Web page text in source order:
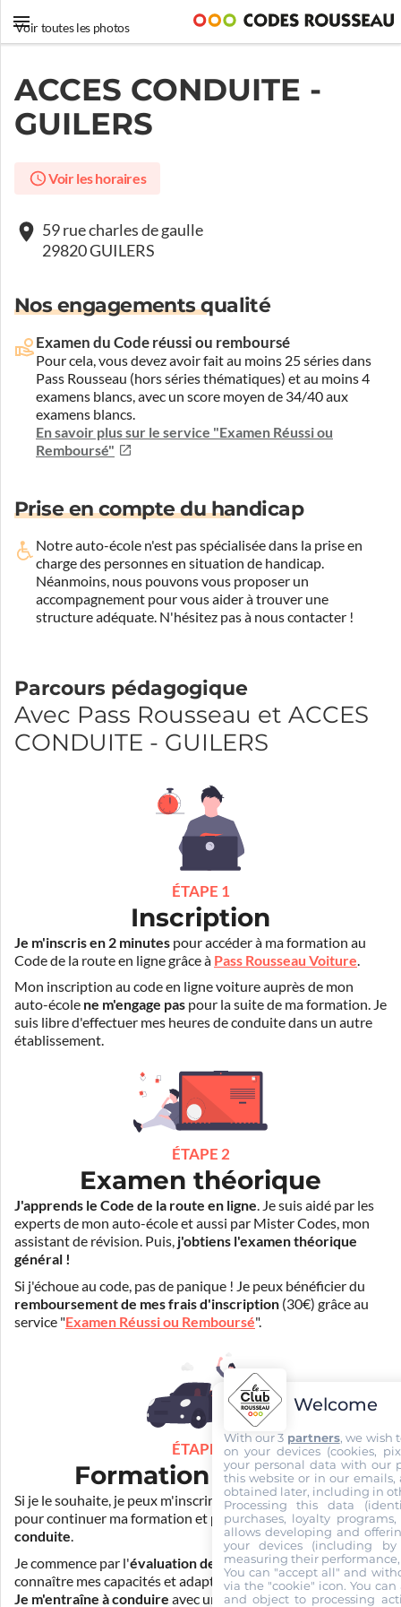
Voir toutes les photos
ACCES CONDUITE -
GUILERS
Voir les horaires
59 rue charles de gaulle
29820 GUILERS
Nos engagements qualité
Examen du Code réussi ou remboursé
Pour cela, vous devez avoir fait au moins 25 séries dans
Pass Rousseau (hors séries thématiques) et au moins 4
examens blancs, avec un score moyen de 34/40 aux
examens blancs.
En savoir plus sur le service "Examen Réussi ou
Remboursé"
Prise en compte du handicap
Notre auto-école n'est pas spécialisée dans la prise en
charge des personnes en situation de handicap.
Néanmoins, nous pouvons vous proposer un
accompagnement pour vous aider à trouver une
structure adéquate. N'hésitez pas à nous contacter !
Parcours pédagogique
Avec Pass Rousseau et ACCES
CONDUITE - GUILERS
ÉTAPE 1
Inscription
Je m'inscris en 2 minutes pour accéder à ma formation au
Code de la route en ligne grâce à Pass Rousseau Voiture.
Mon inscription au code en ligne voiture auprès de mon
auto-école ne m'engage pas pour la suite de ma formation. Je
suis libre d'effectuer mes heures de conduite dans un autre
établissement.
ÉTAPE 2
Examen théorique
J'apprends le Code de la route en ligne. Je suis aidé par les
experts de mon auto-école et aussi par Mister Codes, mon
assistant de révision. Puis, j'obtiens l'examen théorique
général !
Si j'échoue au code, pas de panique ! Je peux bénéficier du
remboursement de mes frais d'inscription (30€) grâce au
service "Examen Réussi ou Remboursé".
ÉTAPE 3
Formation pratique
Si je le souhaite, je peux m'inscrire auprès de mon auto-école
pour continuer ma formation et prendre des cours de
conduite.
Je commence par l'évaluation de départpour mieux
connaître mes capacités et adapter la durée de ma formation.
Je m'entraîne à conduire avec un simulateur et/ou en
Welcome
With our 3 partners, we wish
on your devices (cookies,
your personal data with our
this website or in our emails,
obtained later, including in
Processing this data
purchases, loyalty
allows developing and
your devices (including
measuring their
You can "accept all" and
via the "cookie" icon. You
and object to processing